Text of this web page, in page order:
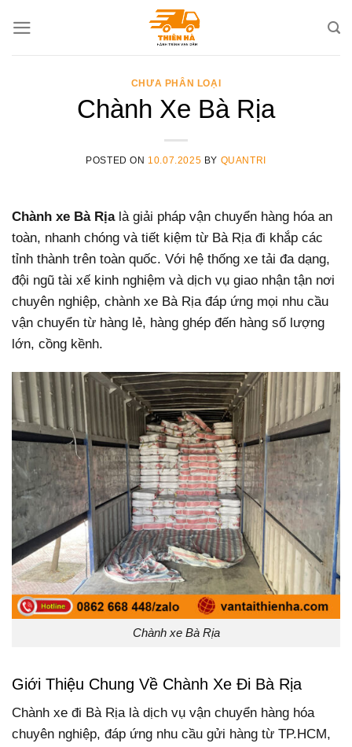
CHƯA PHÂN LOẠI
Chành Xe Bà Rịa
POSTED ON 10.07.2025 BY QUANTRI
Chành xe Bà Rịalà giải pháp vận chuyển hàng hóa an
toàn, nhanh chóng và tiết kiệm từ Bà Rịa đi khắp các
tỉnh thành trên toàn quốc. Với hệ thống xe tải đa dạng,
đội ngũ tài xế kinh nghiệm và dịch vụ giao nhận tận nơi
chuyên nghiệp, chành xe Bà Rịa đáp ứng mọi nhu cầu
vận chuyển từ hàng lẻ, hàng ghép đến hàng số lượng
lớn, cồng kềnh.
Chành xe Bà Rịa
Giới Thiệu Chung Về Chành Xe Đi Bà Rịa
Chành xe đi Bà Rịa là dịch vụ vận chuyển hàng hóa
chuyên nghiệp, đáp ứng nhu cầu gửi hàng từ TP.HCM,